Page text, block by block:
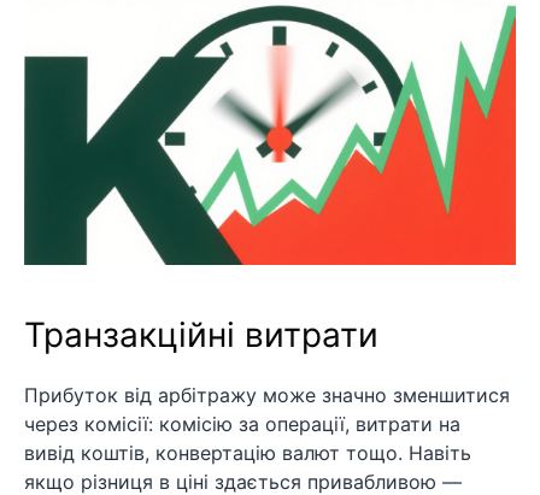
Транзакційні витрати
Прибуток від арбітражу може значно зменшитися
через комісії: комісію за операції, витрати на
вивід коштів, конвертацію валют тощо. Навіть
якщо різниця в ціні здається привабливою —